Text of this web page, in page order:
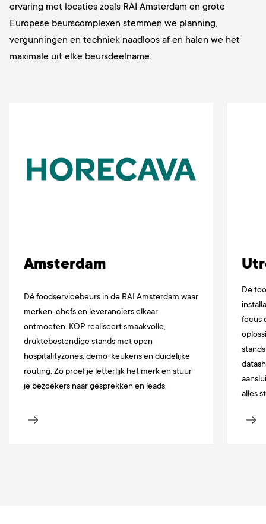
ervaring met locaties zoals RAI Amsterdam en grote
Europese beurscomplexen stemmen we planning,
vergunningen en techniek naadloos af en halen we het
maximale uit elke beursdeelname.
Amsterdam
Dé foodservicebeurs in de RAI Amsterdam waar
merken, chefs en leveranciers elkaar
ontmoeten. KOP realiseert smaakvolle,
druktebestendige stands met open
hospitalityzones, demo-keukens en duidelijke
routing. Zo proef je letterlijk het merk en stuur
je bezoekers naar gesprekken en leads.
De
focus
alles